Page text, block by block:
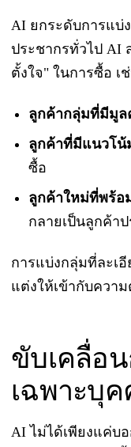
AI ยกระดับการแบ่
ประชากรทั่วไป AI
ตั้งใจ" ในการซื้อ เ
ลูกค้ากลุ่มที่มีมูล
ลูกค้าที่มีแนวโน้
ซื้อ
ลูกค้าใหม่ที่พร้อม
กลายเป็นลูกค้าป
การแบ่งกลุ่มที่ละเ
แต่งให้เข้ากับควา
ขับเคลื่อ
เฉพาะบุค
AI ไม่ได้เพียงแค่บ